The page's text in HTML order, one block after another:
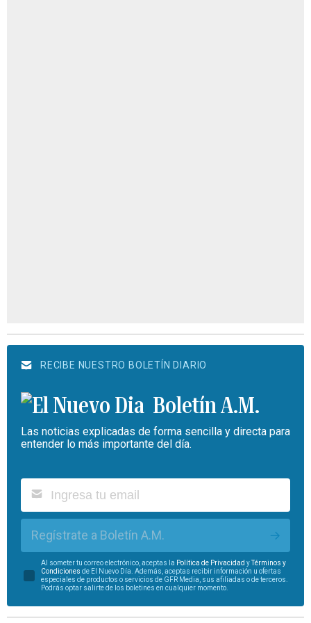
RECIBE NUESTRO BOLETÍN DIARIO
Boletín A.M.
Las noticias explicadas de forma sencilla y directa para
entender lo más importante del día.
Regístrate a Boletín A.M.
Al someter tu correo electrónico, aceptas la Política de Privacidad yTérminos y
Condiciones de El Nuevo Día. Además, aceptas recibir información u ofertas
especiales de productos o servicios de GFR Media, sus afiliadas o de terceros.
Podrás optar salirte de los boletines en cualquier momento.